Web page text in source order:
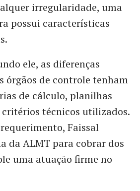
irregularidade, uma
possui características
ele, as diferenças
órgãos de controle tenham
de cálculo, planilhas
técnicos utilizados.
Faissal
da ALMT para cobrar dos
uma atuação firme no